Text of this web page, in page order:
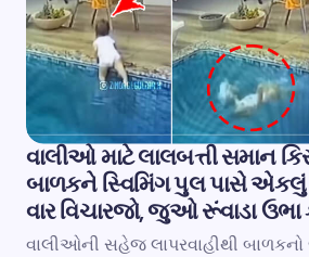
વાલીઓ માટે લાલબત્તી સમાન
બાળકને સ્વિમિંગ પુલ પાસે એકલું
વાર વિચારજો, જુઓ રૂંવાડા ઉભા
વાલીઓની સહેજ લાપરવાહીથી